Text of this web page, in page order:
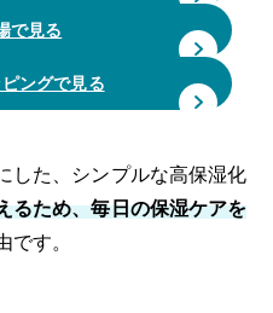
で見る
ングで見る
した、シンプルな高保湿化
るため、毎日の保湿ケアを
です。